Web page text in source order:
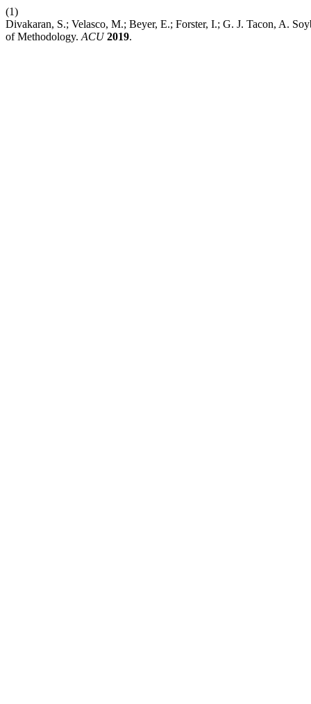
(1)
Divakaran, S.; Velasco, M.; Beyer, E.; Forster, I.; G. J. Tacon, A.
of Methodology. ACU 2019.